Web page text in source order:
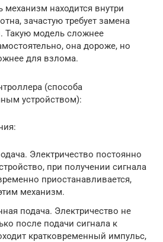
механизм находится внутри
зачастую требует замена
Такую модель сложнее
она дороже, но
для взлома.
(способа
устройством):
Электричество постоянно
при получении сигнала
приостанавливается,
механизм.
подача. Электричество не
после подачи сигнала к
кратковременный импульс,